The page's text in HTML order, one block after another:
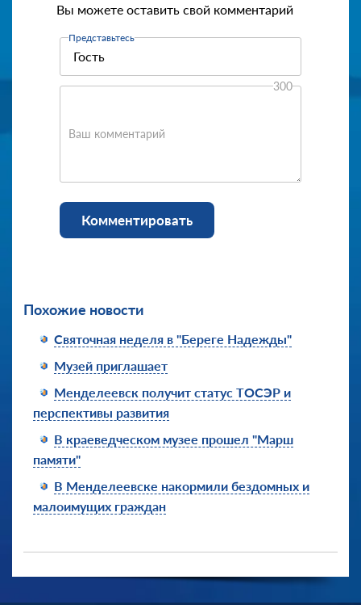
Вы можете оставить свой комментарий
Представьтесь
Ваш комментарий
300
Комментировать
Похожие новости
Святочная неделя в "Береге Надежды"
Музей приглашает
Менделеевск получит статус ТОСЭР и
перспективы развития
В краеведческом музее прошел "Марш
памяти"
В Менделеевске накормили бездомных и
малоимущих граждан